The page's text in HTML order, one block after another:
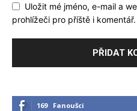
Uložit mé jméno, e-mail a
prohlížeči pro příště i komentář.
169 Fanoušci